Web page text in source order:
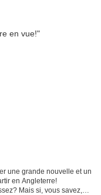
une grande nouvelle et un
en Angleterre!
Mais si, vous savez,